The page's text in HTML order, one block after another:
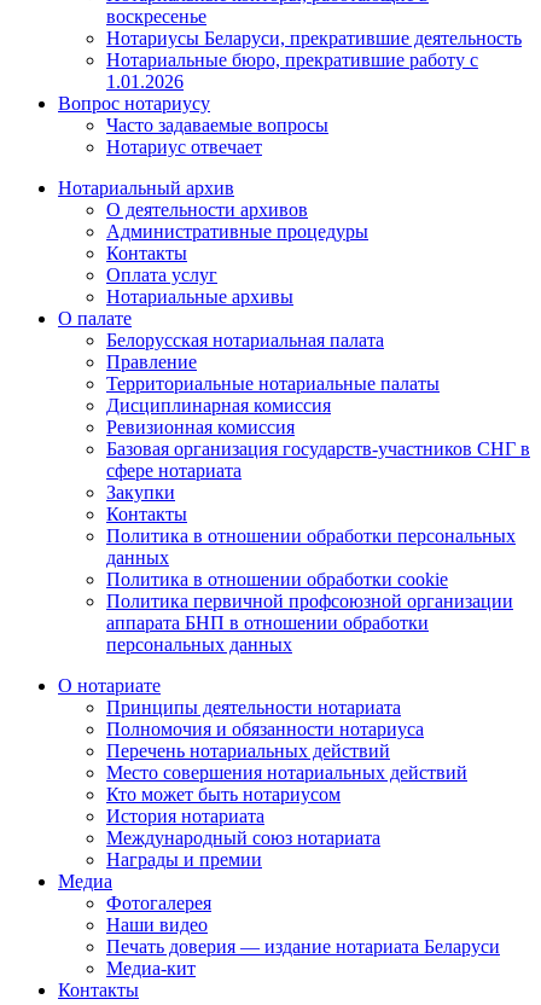
воскресенье
Нотариусы Беларуси, прекратившие деятельность
Нотариальные бюро, прекратившие работу с
1.01.2026
Вопрос нотариусу
Часто задаваемые вопросы
Нотариус отвечает
Нотариальный архив
О деятельности архивов
Административные процедуры
Контакты
Оплата услуг
Нотариальные архивы
О палате
Белорусская нотариальная палата
Правление
Территориальные нотариальные палаты
Дисциплинарная комиссия
Ревизионная комиссия
Базовая организация государств-участников СНГ в
сфере нотариата
Закупки
Контакты
Политика в отношении обработки персональных
данных
Политика в отношении обработки cookie
Политика первичной профсоюзной организации
аппарата БНП в отношении обработки
персональных данных
О нотариате
Принципы деятельности нотариата
Полномочия и обязанности нотариуса
Перечень нотариальных действий
Место совершения нотариальных действий
Кто может быть нотариусом
История нотариата
Международный союз нотариата
Награды и премии
Медиа
Фотогалерея
Наши видео
Печать доверия — издание нотариата Беларуси
Медиа-кит
Контакты